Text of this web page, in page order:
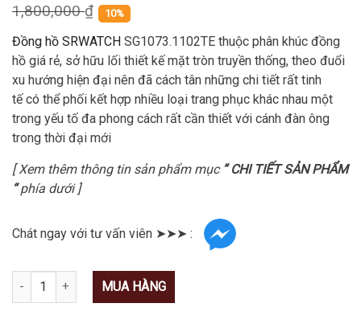
1,800,000₫ 10%
Đồng hồ SRWATCH SG1073.1102TE thuộc phân khúc đồng
hồ giá rẻ, sở hữu lối thiết kế mặt tròn truyền thống, theo đuổi
xu hướng hiện đại nên đã cách tân những chi tiết rất tinh
tế có thể phối kết hợp nhiều loại trang phục khác nhau một
trong yếu tố đa phong cách rất cần thiết với cánh đàn ông
trong thời đại mới
[ Xem thêm thông tin sản phẩm mục ” CHI TIẾT SẢN PHẨM
“phía dưới ]
Chát ngay với tư vấn viên ➤➤➤ :
Số lượng MUA HÀNG